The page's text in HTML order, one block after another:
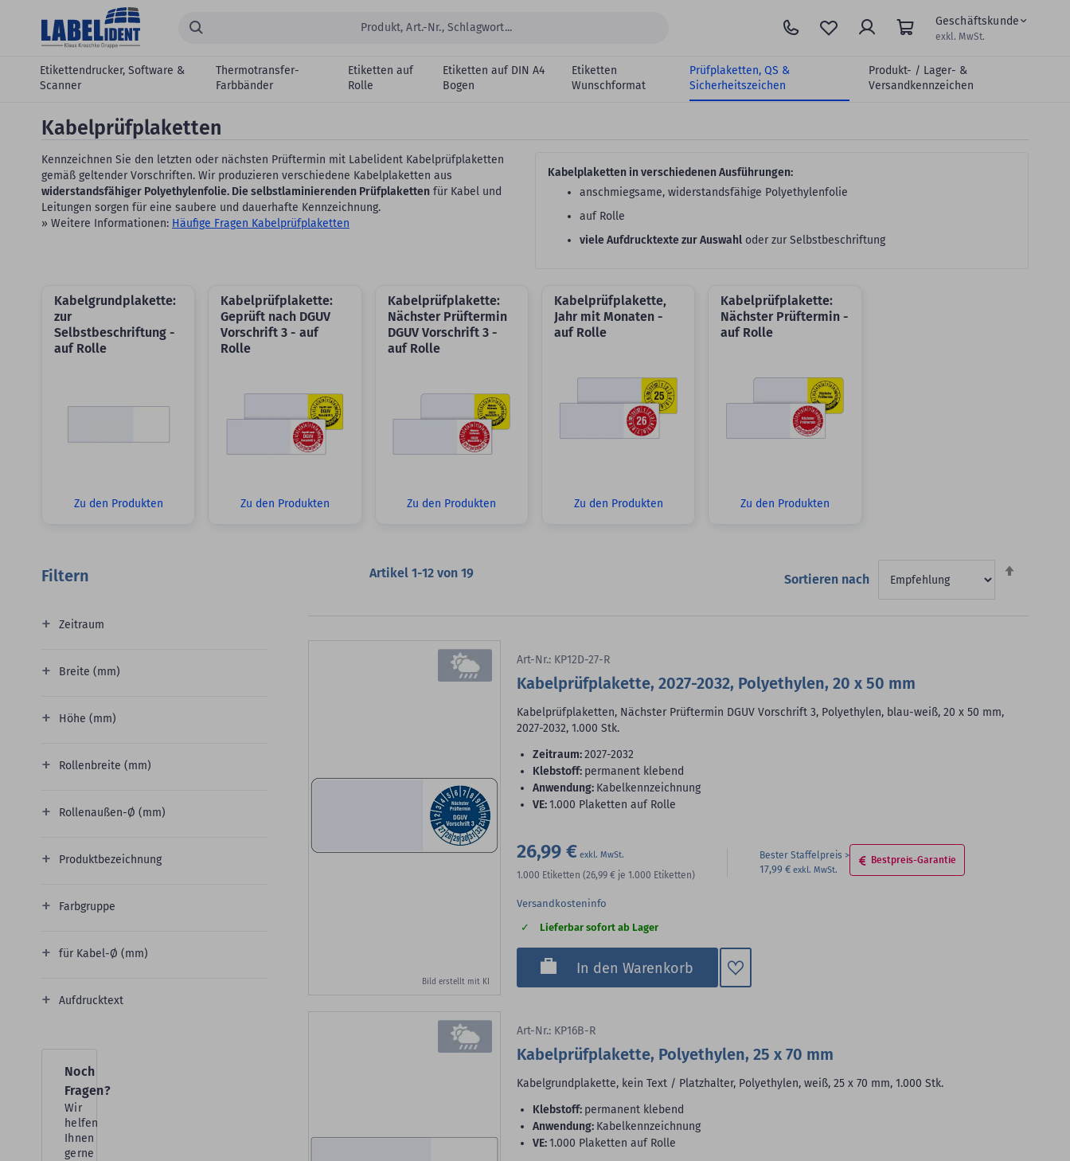
Zum Hauptinhalt springen
Suchen...
Geschäftskunde
exkl. MwSt.
Etikettendrucker, Software &
Scanner
Thermotransfer-
Farbbänder
Etiketten auf
Rolle
Etiketten auf DIN A4
Bogen
Etiketten
Wunschformat
Prüfplaketten, QS &
Sicherheitszeichen
Produkt- / Lager- &
Versandkennzeichen
Kabelprüfplaketten
Kennzeichnen Sie den letzten oder nächsten Prüftermin mit Labelident Kabelprüfplaketten
gemäß geltender Vorschriften. Wir produzieren verschiedene Kabelplaketten aus
widerstandsfähiger Polyethylenfolie. Die selbstlaminierenden Prüfplaketten für Kabel und
Leitungen sorgen für eine saubere und dauerhafte Kennzeichnung.
» Weitere Informationen: Häufige Fragen Kabelprüfplaketten
Kabelplaketten in verschiedenen Ausführungen:
anschmiegsame, widerstandsfähige Polyethylenfolie
auf Rolle
viele Aufdrucktexte zur Auswahl oder zur Selbstbeschriftung
Kabelgrundplakette:
zur
Selbstbeschriftung -
auf Rolle
Zu den Produkten
Kabelprüfplakette:
Geprüft nach DGUV
Vorschrift 3 - auf
Rolle
Zu den Produkten
Kabelprüfplakette:
Nächster Prüftermin
DGUV Vorschrift 3 -
auf Rolle
Zu den Produkten
Kabelprüfplakette,
Jahr mit Monaten -
auf Rolle
Zu den Produkten
Kabelprüfplakette:
Nächster Prüftermin -
auf Rolle
Zu den Produkten
Artikel1-12 von19 Sortieren nach
Bild erstellt mit KI
Art-Nr.: KP12D-27-R
Kabelprüfplakette, 2027-2032, Polyethylen, 20 x 50 mm
Kabelprüfplaketten, Nächster Prüftermin DGUV Vorschrift 3, Polyethylen, blau-weiß, 20 x 50 mm,
2027-2032, 1.000 Stk.
Zeitraum:2027-2032
Klebstoff: permanent klebend
Anwendung: Kabelkennzeichnung
VE:1.000 Plaketten auf Rolle
26,99 €
1.000 Etiketten (26,99 € je 1.000 Etiketten)
Bester Staffelpreis
17,99 €
Bestpreis-Garantie
Versandkosteninfo
Lieferbar sofort ab Lager
In den Warenkorb
Zum
Art-Nr.: KP16B-R
Kabelprüfplakette, Polyethylen, 25 x 70 mm
Kabelgrundplakette, kein Text / Platzhalter, Polyethylen, weiß, 25 x 70 mm, 1.000 Stk.
Klebstoff: permanent klebend
Anwendung: Kabelkennzeichnung
VE:1.000 Plaketten auf Rolle
Filtern
Zeitraum
Breite (mm)
Höhe (mm)
Rollenbreite (mm)
Rollenaußen-Ø (mm)
Produktbezeichnung
Farbgruppe
für Kabel-Ø (mm)
Aufdrucktext
Noch
Fragen?
Wir
helfen
Ihnen
gerne